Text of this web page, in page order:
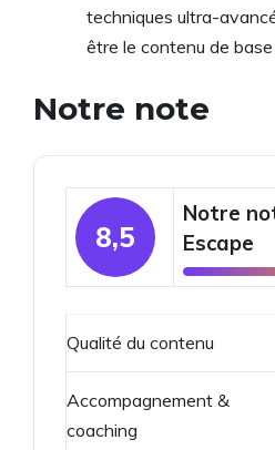
techniques ultra-
être le contenu de
Notre note
8,5
Notre
Escape
Qualité du contenu
Accompagnement &
coaching